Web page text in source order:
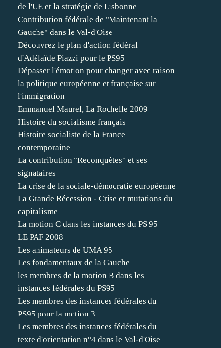
de l'UE et la stratégie de Lisbonne
Contribution fédérale de "Maintenant la
Gauche" dans le Val-d'Oise
Découvrez le plan d'action fédéral
d'Adélaïde Piazzi pour le PS95
Dépasser l'émotion pour changer avec raison
la politique européenne et française sur
l'immigration
Emmanuel Maurel, La Rochelle 2009
Histoire du socialisme français
Histoire socialiste de la France
contemporaine
La contribution "Reconquêtes" et ses
signataires
La crise de la sociale-démocratie européenne
La Grande Récession - Crise et mutations du
capitalisme
La motion C dans les instances du PS 95
LE PAF 2008
Les animateurs de UMA 95
Les fondamentaux de la Gauche
les membres de la motion B dans les
instances fédérales du PS95
Les membres des instances fédérales du
PS95 pour la motion 3
Les membres des instances fédérales du
texte d'orientation n°4 dans le Val-d'Oise